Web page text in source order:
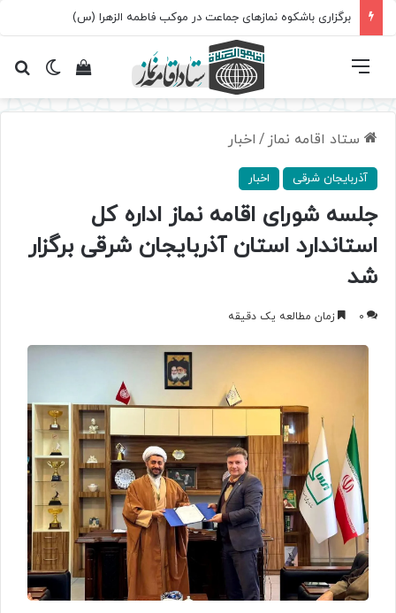
برگزاری باشکوه نمازهای جماعت در موکب فاطمه الزهرا (س)
تغییرمشاهده فهرست
ستاد اقامه نماز / اخبار
آذربایجان شرقی اخبار
جلسه شورای اقامه نماز اداره کل
استاندارد استان آذربایجان شرقی برگزار
شد
0 زمان مطالعه یک دقیقه